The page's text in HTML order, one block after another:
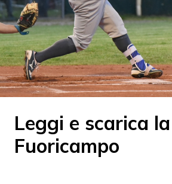
Leggi e scarica
Fuoricampo